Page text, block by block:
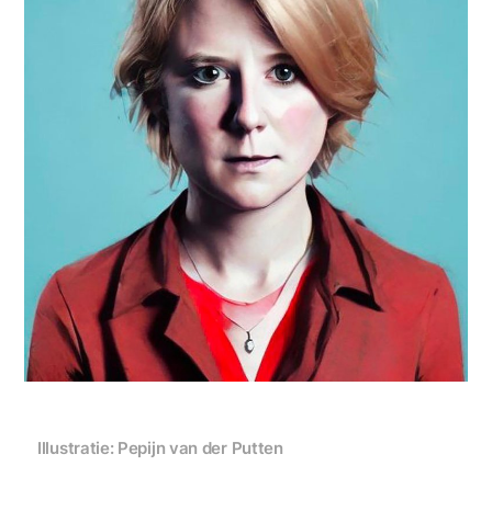
Illustratie: Pepijn van der Putten